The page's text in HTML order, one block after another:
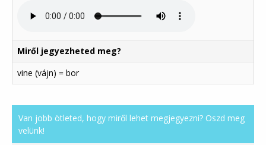
Miről jegyezheted meg?
vine (vájn) = bor
Van jobb ötleted, hogy miről lehet megjegyezni? Oszd meg
velünk!